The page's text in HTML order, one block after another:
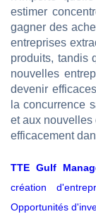
estimer
gagner des
entreprises
produits, tandis
nouvelles
devenir
la concurrence
et aux nouvelles
efficacement
TTE Gulf
création
Opportunités